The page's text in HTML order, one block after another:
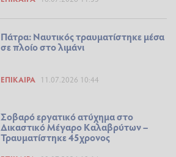
Πάτρα: Ναυτικός τραυματίστηκε μέσα
σε πλοίο στο λιμάνι
ΕΠΊΚΑΙΡΑ 11.07.2026 10:44
Σοβαρό εργατικό ατύχημα στο
Δικαστικό Μέγαρο Καλαβρύτων –
Τραυματίστηκε 45χρονος